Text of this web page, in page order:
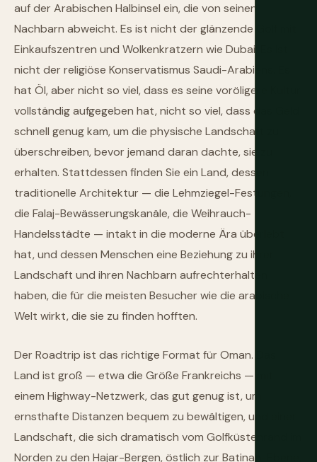
auf der Arabischen Halbinsel ein, die von seinen
Nachbarn abweicht. Es ist nicht der glänzende Golf mit
Einkaufszentren und Wolkenkratzern wie Dubai. Es ist
nicht der religiöse Konservatismus Saudi-Arabiens. Es
hat Öl, aber nicht so viel, dass es seine voröligere Kultur
vollständig aufgegeben hat, nicht so viel, dass das Geld
schnell genug kam, um die physische Landschaft zu
überschreiben, bevor jemand daran dachte, sie zu
erhalten. Stattdessen finden Sie ein Land, dessen
traditionelle Architektur — die Lehmziegel-Festungen,
die Falaj-Bewässerungskanäle, die Weihrauch-
Handelsstädte — intakt in die moderne Ära überlebt
hat, und dessen Menschen eine Beziehung zu ihrer
Landschaft und ihren Nachbarn aufrechterhalten
haben, die für die meisten Besucher wie die arabische
Welt wirkt, die sie zu finden hofften.
Der Roadtrip ist das richtige Format für Oman. Das
Land ist groß — etwa die Größe Frankreichs — mit
einem Highway-Netzwerk, das gut genug ist, um
ernsthafte Distanzen bequem zu bewältigen, und einer
Landschaft, die sich dramatisch vom Golfküstenrand im
Norden zu den Hajar-Bergen, östlich zur Batinah-Ebene,